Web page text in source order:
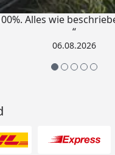
schnell gelifert.
Alles wie
“
06.08.2026